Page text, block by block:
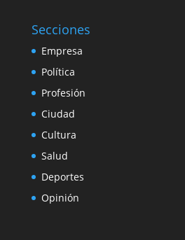
Secciones
Empresa
Política
Profesión
Ciudad
Cultura
Salud
Deportes
Opinión